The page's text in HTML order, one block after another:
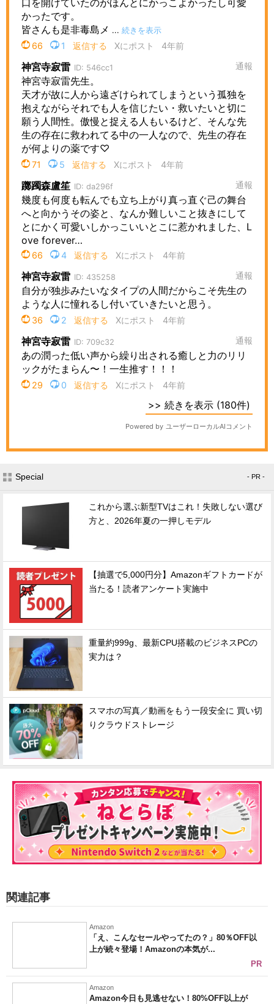
Special - PR -
これから選ぶ新型TVはこれ！失敗しない選び
方と、2026年夏の一押しモデル
【抽選で5,000円分】Amazonギフトカードが
当たる！読者アンケート実施中
重量約999g、最新CPU搭載のビジネスPCの
実力は？
スマホの写真／動画をもう一段安全に 買い切
りクラウドストレージ
関連記事
Amazon
「え、こんなセールやってたの？」80％OFF以
上が続々登場！Amazonの本気が...
PR
Amazon
Amazon今日も見逃せない！80%OFF以上が